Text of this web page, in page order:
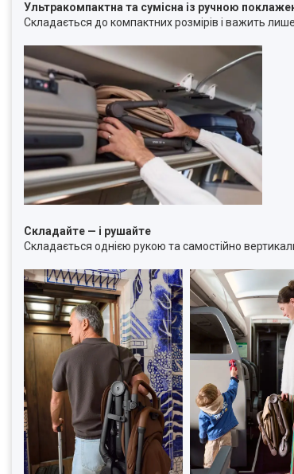
Ультракомпактна та сумісна із ручною
Складається до компактних розмірів і важить
Складайте — і рушайте
Складається однією рукою та самостійно